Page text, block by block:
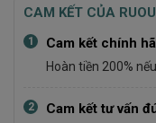
CAM KẾT CỦA
1 Cam kết chính
Hoàn tiền 200%
2 Cam kết tư vấn